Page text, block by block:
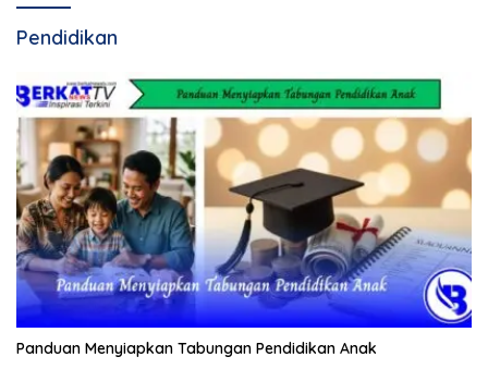
Pendidikan
Panduan Menyiapkan Tabungan Pendidikan Anak